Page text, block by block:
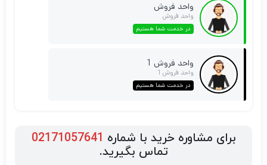
واحد فروش
واحد فروش
در خدمت شما هستیم
واحد فروش 1
واحد فروش 1
در خدمت شما هستیم
برای مشاوره خرید با شماره 02171057641
تماس بگیرید.